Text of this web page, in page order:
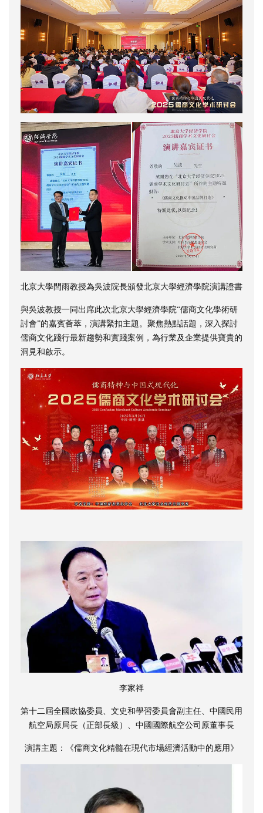
北京大學閆雨教授為吳波院長頒發北京大學經濟學院演講證書
與吳波教授一同出席此次北京大學經濟學院“儒商文化學術研
討會”的嘉賓薈萃，演講緊扣主題。聚焦熱點話題，深入探討
儒商文化踐行最新趨勢和實踐案例，為行業及企業提供寶貴的
洞見和啟示。
李家祥
第十二屆全國政協委員、文史和學習委員會副主任、中國民用
航空局原局長（正部長級）、中國國際航空公司原董事長
演講主題：《儒商文化精髓在現代市場經濟活動中的應用》